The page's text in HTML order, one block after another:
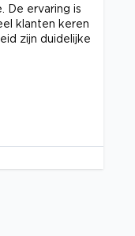
De ervaring is
klanten keren
zijn duidelijke